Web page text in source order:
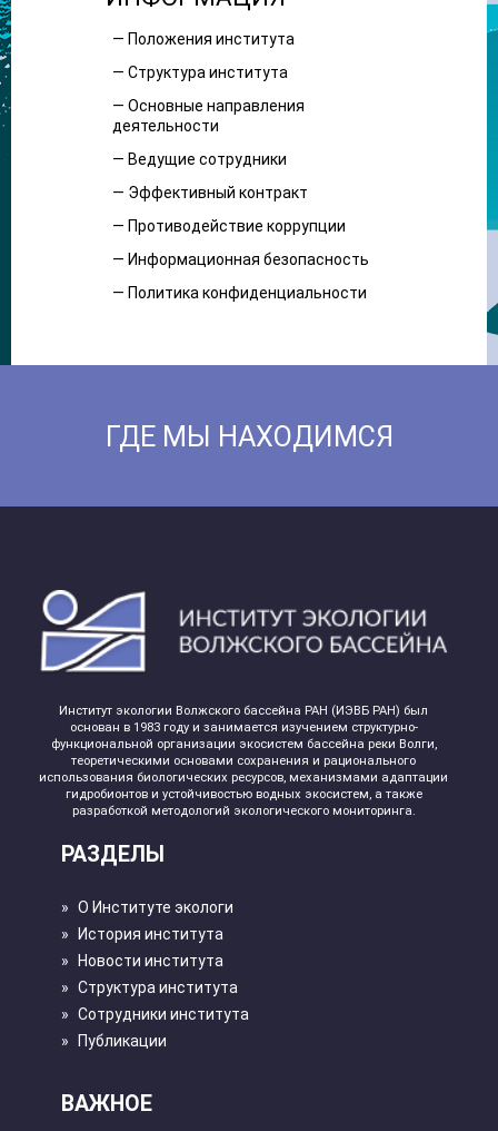
— Положения института
— Структура института
— Основные направления
деятельности
— Ведущие сотрудники
— Эффективный контракт
— Противодействие коррупции
— Информационная безопасность
— Политика конфиденциальности
ГДЕ МЫ НАХОДИМСЯ
Институт экологии Волжского бассейна РАН (ИЭВБ РАН) был
основан в 1983 году и занимается изучением структурно-
функциональной организации экосистем бассейна реки Волги,
теоретическими основами сохранения и рационального
использования биологических ресурсов, механизмами адаптации
гидробионтов и устойчивостью водных экосистем, а также
разработкой методологий экологического мониторинга.
РАЗДЕЛЫ
» О Институте экологи
» История института
» Новости института
» Структура института
» Сотрудники института
» Публикации
ВАЖНОЕ